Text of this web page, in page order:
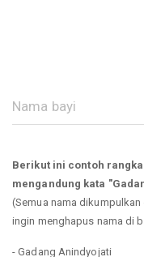
Berikut ini contoh
mengandung kata
(Semua nama
ingin menghapus nama di
- Gadang Anindyojati